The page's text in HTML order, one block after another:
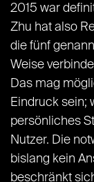
2015 war
Zhu hat also
die fünf
Weise
Das mag
Eindruck sein;
persönliches
Nutzer. Die
bislang kein
beschränkt